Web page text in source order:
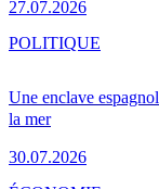
27.07.2026
Une enclave
la mer
30.07.2026
POLITIQUE